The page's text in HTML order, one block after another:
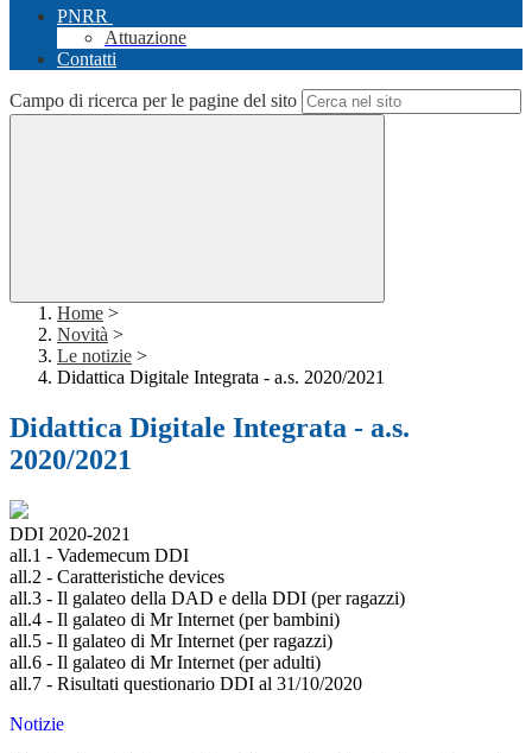
PNRR
Attuazione
Contatti
Campo di ricerca per le pagine del sito
Home >
Novità >
Le notizie >
Didattica Digitale Integrata - a.s. 2020/2021
Didattica Digitale Integrata - a.s.
2020/2021
DDI 2020-2021
all.1 - Vademecum DDI
all.2 - Caratteristiche devices
all.3 - Il galateo della DAD e della DDI (per ragazzi)
all.4 - Il galateo di Mr Internet (per bambini)
all.5 - Il galateo di Mr Internet (per ragazzi)
all.6 - Il galateo di Mr Internet (per adulti)
all.7 - Risultati questionario DDI al 31/10/2020
Notizie